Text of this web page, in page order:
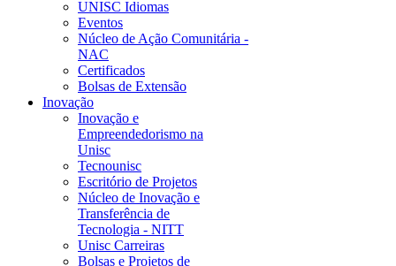
UNISC Idiomas
Eventos
Núcleo de Ação Comunitária -
NAC
Certificados
Bolsas de Extensão
Inovação
Inovação e
Empreendedorismo na
Unisc
Tecnounisc
Escritório de Projetos
Núcleo de Inovação e
Transferência de
Tecnologia - NITT
Unisc Carreiras
Bolsas e Projetos de